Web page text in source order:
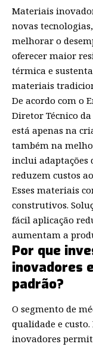
Materiais
novas
melhorar o
oferecer maior
térmica e
materiais
De acordo com o
Diretor Técnico
está apenas na
também na
inclui adaptações
reduzem custos
Esses materiais
construtivos.
fácil aplicação
aumentam a
Por que
inovadores
padrão?
O segmento de
qualidade e
inovadores